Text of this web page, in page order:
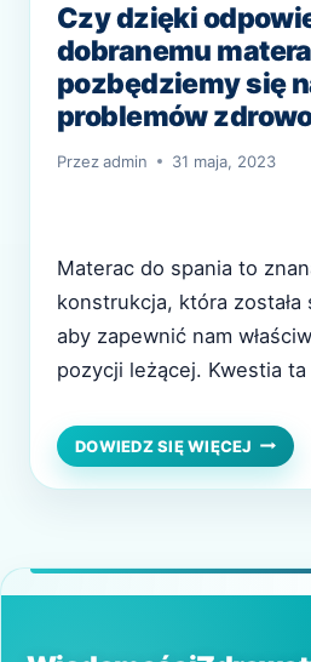
Czy dzięki
dobranemu
pozbędziemy się
problemów
Przezadmin 31 maja, 2023
Materac do spania to
konstrukcja, która
aby zapewnić nam
pozycji leżącej. Kwestia
Na współczesnym rynku
różnych modeli, w tym
Dlaczego? Dobry materac
DOWIEDZ SIĘ WIĘCEJ CZY
DZIĘKI